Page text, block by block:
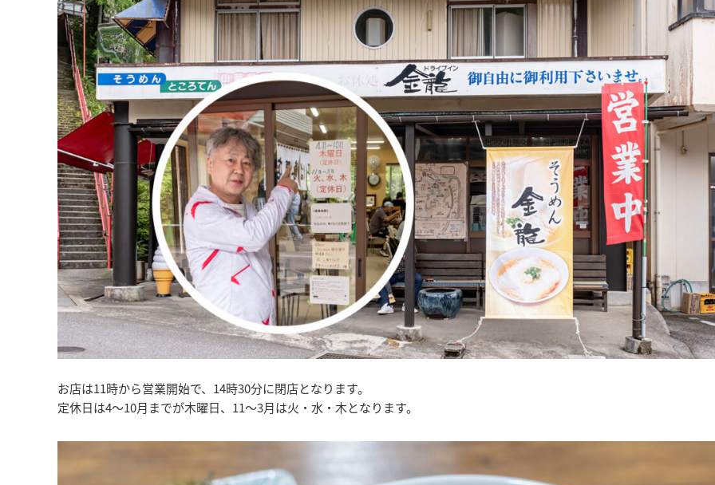
お店は11時から営業開始で、14時30分に閉店となります。
定休日は4～10月までが木曜日、11～3月は火・水・木となります。